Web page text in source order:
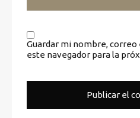
Guardar mi nombre,
este navegador para la